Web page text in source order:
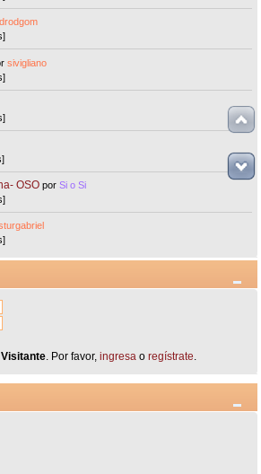
drodgom
sivigliano
OSO porSi o Si
Visitante. Por favor, ingresao regístrate.